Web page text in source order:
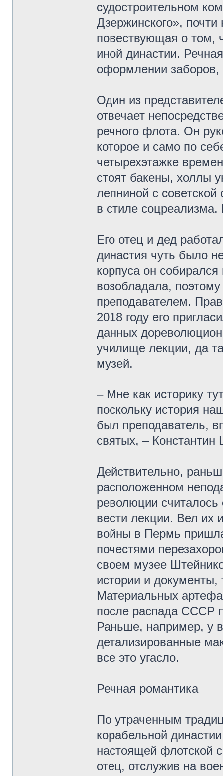
судостроительном
Дзержинского»,
повествующая о том,
иной династии.
оформлении
Один из
отвечает
речного флота. Он
которое и само по
четырехэтажке
стоят бакены, холлы
лепниной с
в стиле
Его отец и дед
династия чуть было
корпуса он
возобладала,
преподавателем.
2018 году его
данных
училище лекции, да
музей.
– Мне как историку
поскольку история
был преподаватель,
святых, – Константин
Действительно,
расположенном
революции
вести лекции. Вел их
войны в Пермь
почестями
своем музее
истории и
Материальных
после распада СССР
Раньше, например, у
детализированные
все это угасло.
Речная романтика
По утраченным
корабельной
настоящей флотской
отец, отслужив на